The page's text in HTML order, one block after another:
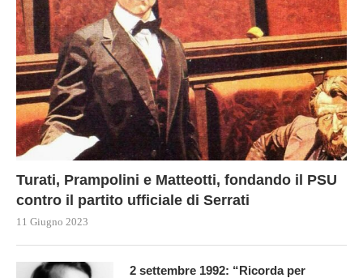
Turati, Prampolini e Matteotti, fondando il PSU
contro il partito ufficiale di Serrati
11 Giugno 2023
2 settembre 1992: “Ricorda per